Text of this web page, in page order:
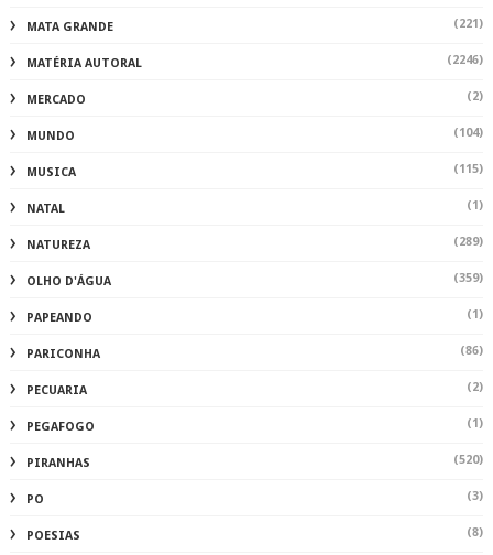
MATA GRANDE (221)
MATÉRIA AUTORAL (2246)
MERCADO (2)
MUNDO (104)
MUSICA (115)
NATAL (1)
NATUREZA (289)
OLHO D'ÁGUA (359)
PAPEANDO (1)
PARICONHA (86)
PECUARIA (2)
PEGAFOGO (1)
PIRANHAS (520)
PO (3)
POESIAS (8)